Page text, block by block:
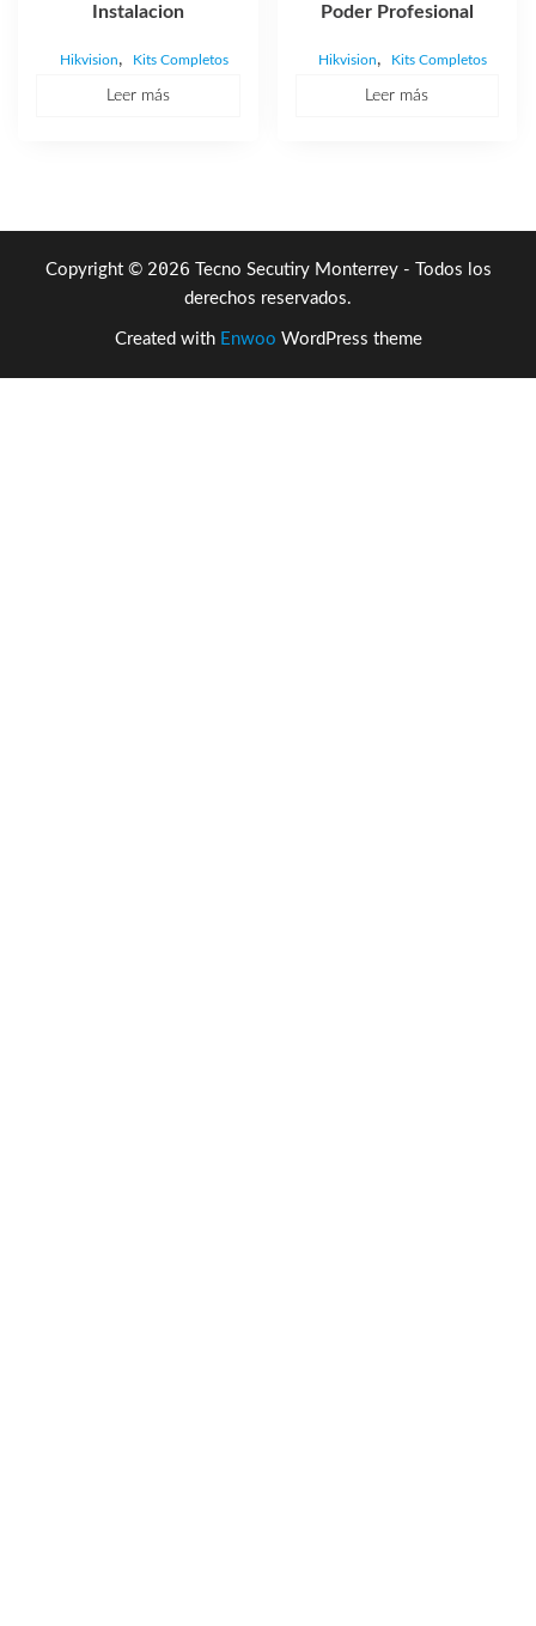
Instalacion
Hikvision, Kits Completos
Leer más
Poder Profesional
Hikvision, Kits Completos
Leer más
Copyright © 2026 Tecno Secutiry Monterrey - Todos los
derechos reservados.
Created with Enwoo WordPress theme